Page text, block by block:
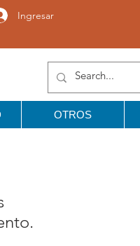
Ingresar
OTROS